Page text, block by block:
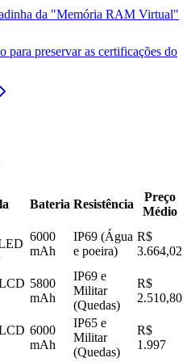
da "Memória RAM Virtual"
para preservar as certificações do
Bateria Resistência
Preço
Médio
6000
mAh
IP69 (Água
e poeira)
R$
3.664,02
5800
mAh
IP69 e
Militar
(Quedas)
R$
2.510,80
6000
mAh
IP65 e
Militar
(Quedas)
R$
1.997